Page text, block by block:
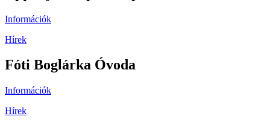
Információk
Hírek
Fóti Boglárka Óvoda
Információk
Hírek